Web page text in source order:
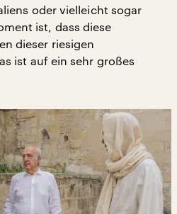
oder vielleicht sogar
ist, dass diese
dieser riesigen
ist auf ein sehr großes